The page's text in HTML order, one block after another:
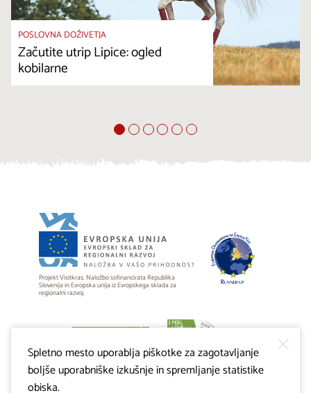
POSLOVNA DOŽIVETJA
Začutite utrip Lipice: ogled
kobilarne
Projekt Visitkras. Naložbo sofinancirata Republika
Slovenija in Evropska unija iz Evropskega sklada za
regionalni razvoj.
Spletno mesto uporablja piškotke za zagotavljanje
boljše uporabniške izkušnje in spremljanje statistike
obiska.